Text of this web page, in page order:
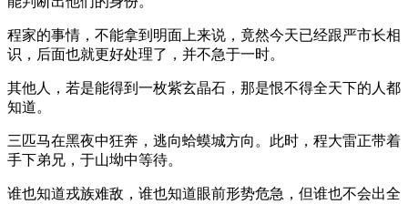
程家的事情，不能拿到明面上来说，竟然今天已经跟严市长相
识，后面也就更好处理了，并不急于一时。
其他人，若是能得到一枚紫玄晶石，那是恨不得全天下的人都
知道。
三匹马在黑夜中狂奔，逃向蛤蟆城方向。此时，程大雷正带着
手下弟兄，于山坳中等待。
谁也知道戎族难敌，谁也知道眼前形势危急，但谁也不会出全